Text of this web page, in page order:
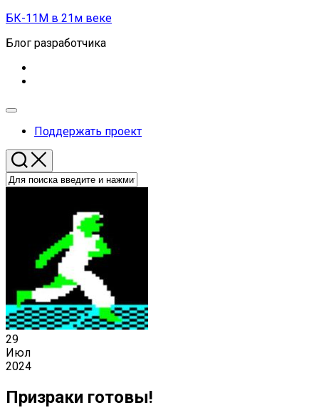
Перейти
содержанию
БК-11М в 21м веке
Блог разработчика
Развернуть
Поддержать проект
29
Июл
2024
Призраки готовы!